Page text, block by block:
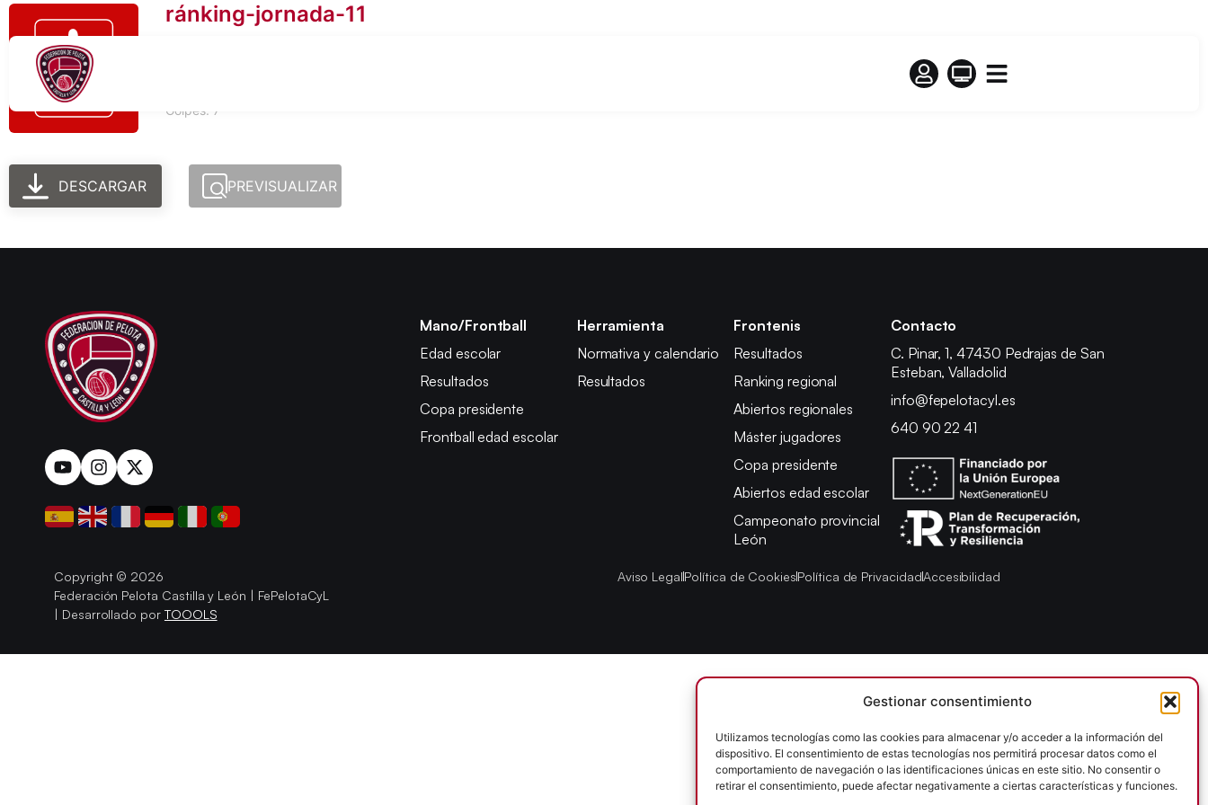
Gestionar consentimiento
Utilizamos tecnologías como las cookies para almacenar y/o acceder a la información del
dispositivo. El consentimiento de estas tecnologías nos permitirá procesar datos como el
comportamiento de navegación o las identificaciones únicas en este sitio. No consentir o
retirar el consentimiento, puede afectar negativamente a ciertas características y funciones.
ránking-jornada-11
Golpes: 7
DESCARGAR PREVISUALIZAR
Mano/Frontball
Edad escolar
Resultados
Copa presidente
Frontball edad escolar
Herramienta
Normativa y calendario
Resultados
Frontenis
Resultados
Ranking regional
Abiertos regionales
Máster jugadores
Copa presidente
Abiertos edad escolar
Campeonato provincial
León
Contacto
C. Pinar, 1, 47430 Pedrajas de San
Esteban, Valladolid
info@fepelotacyl.es
640 90 22 41
Copyright © 2026
Federación Pelota Castilla y León | FePelotaCyL
| Desarrollado por TOOOLS
Aviso LegalPolítica de CookiesPolítica de PrivacidadAccesibilidad